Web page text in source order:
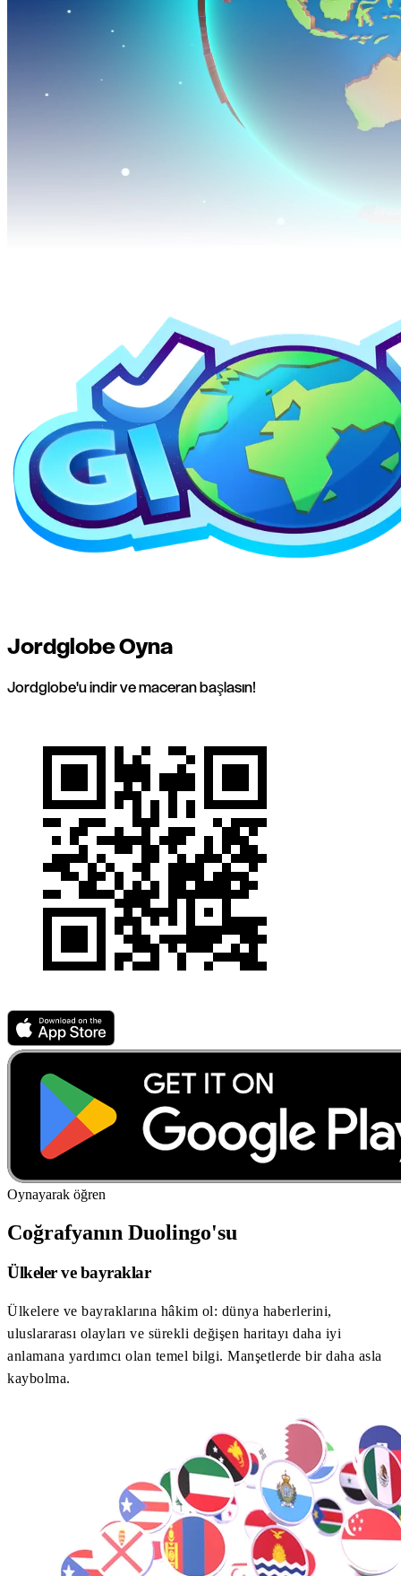
Jordglobe Oyna
Jordglobe'u indir ve maceran başlasın!
Oynayarak öğren
Coğrafyanın Duolingo'su
Ülkeler ve bayraklar
Ülkelere ve bayraklarına hâkim ol: dünya haberlerini,
uluslararası olayları ve sürekli değişen haritayı daha iyi
anlamana yardımcı olan temel bilgi. Manşetlerde bir daha asla
kaybolma.